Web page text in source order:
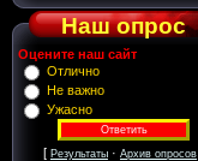
Наш опрос
Оцените наш сайт
Отлично
Не важно
Ужасно
[ Результаты · Архив опросов